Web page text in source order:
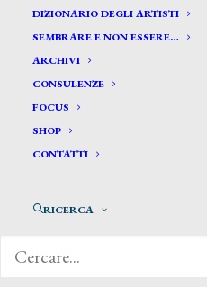
DIZIONARIO DEGLI ARTISTI
SEMBRARE E NON ESSERE…
ARCHIVI
CONSULENZE
FOCUS
SHOP
CONTATTI
RICERCA
Fittke Arturo *
FITTKE ARTURO
Iniziò il suo tirocinio